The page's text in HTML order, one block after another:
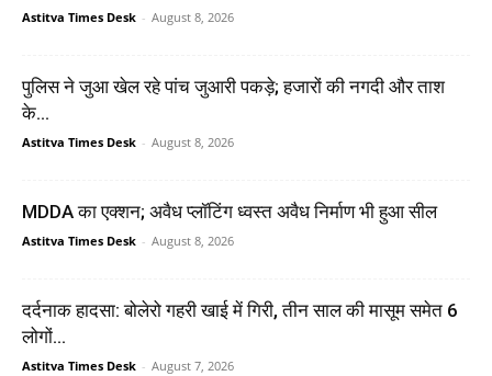
Astitva Times Desk - August 8, 2026
पुलिस ने जुआ खेल रहे पांच जुआरी पकड़े; हजारों की नगदी और ताश
के...
Astitva Times Desk - August 8, 2026
MDDA का एक्शन; अवैध प्लॉटिंग ध्वस्त अवैध निर्माण भी हुआ सील
Astitva Times Desk - August 8, 2026
दर्दनाक हादसा: बोलेरो गहरी खाई में गिरी, तीन साल की मासूम समेत 6
लोगों...
Astitva Times Desk - August 7, 2026